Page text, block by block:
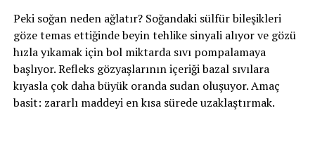
Peki soğan neden ağlatır? Soğandaki sülfür bileşikleri
göze temas ettiğinde beyin tehlike sinyali alıyor ve gözü
hızla yıkamak için bol miktarda sıvı pompalamaya
başlıyor. Refleks gözyaşlarının içeriği bazal sıvılara
kıyasla çok daha büyük oranda sudan oluşuyor. Amaç
basit: zararlı maddeyi en kısa sürede uzaklaştırmak.